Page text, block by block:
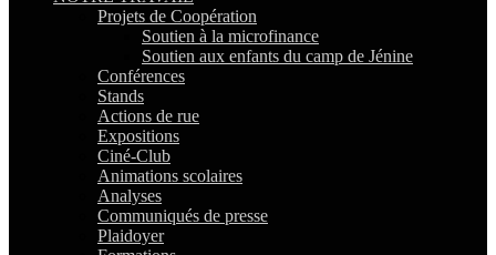
Projets de Coopération
Soutien à la microfinance
Soutien aux enfants du camp de Jénine
Conférences
Stands
Actions de rue
Expositions
Ciné-Club
Animations scolaires
Analyses
Communiqués de presse
Plaidoyer